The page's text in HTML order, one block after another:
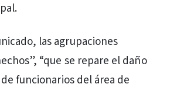
las agrupaciones
“que se repare el daño
funcionarios del área de